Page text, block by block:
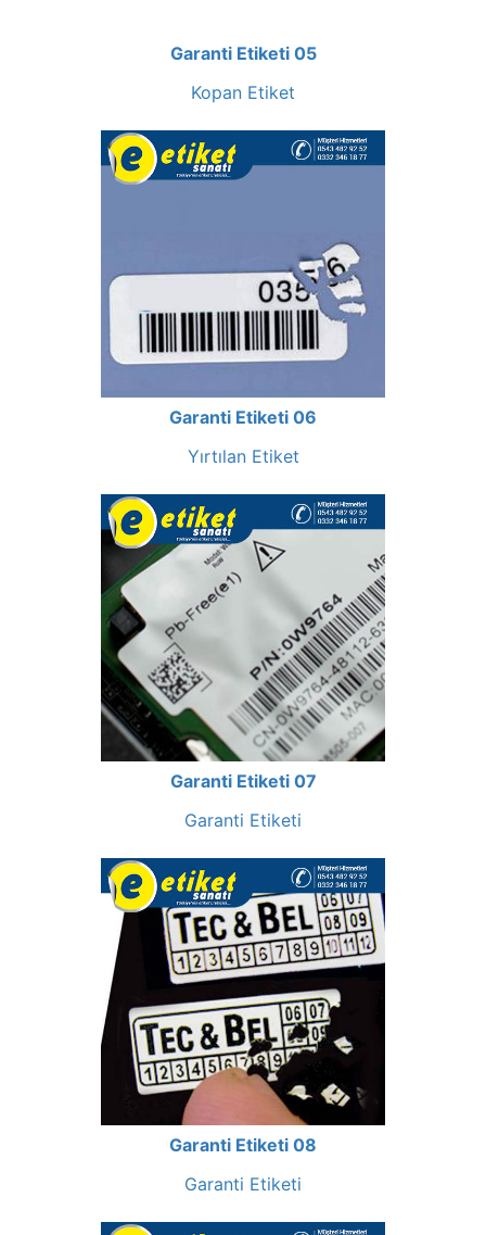
Garanti Etiketi 05
Kopan Etiket
Garanti Etiketi 06
Yırtılan Etiket
Garanti Etiketi 07
Garanti Etiketi
Garanti Etiketi 08
Garanti Etiketi